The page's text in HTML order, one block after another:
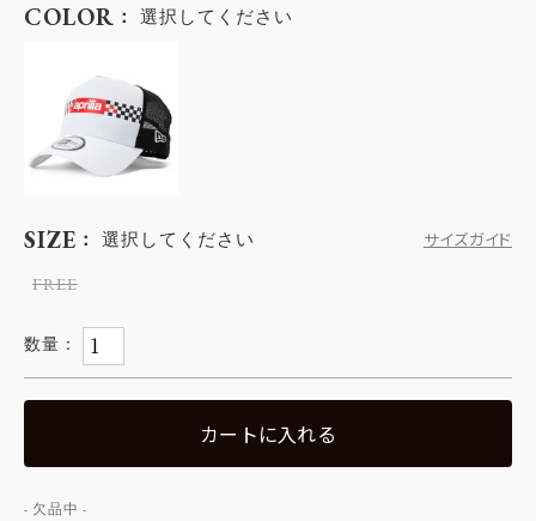
SIZE 選択してください
サイズガイド
FREE
COLOR 選択してください
カートに入れる